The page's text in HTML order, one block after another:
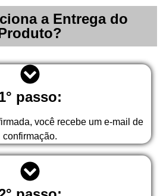
a Entrega do
passo:
você recebe um e-mail de
confirmação.